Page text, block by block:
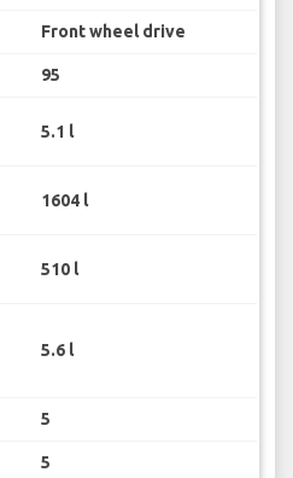
Front wheel drive
95
5.1 l
1604 l
510 l
5.6 l
5
5